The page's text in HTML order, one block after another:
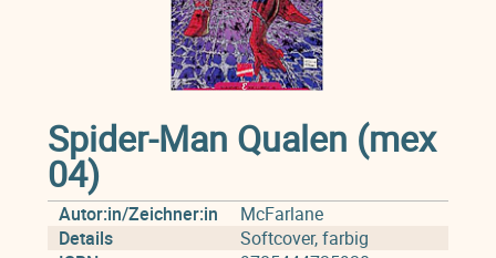
Spider-Man Qualen (mex
04)
Autor:in/Zeichner:in
McFarlane
Details
Softcover, farbig